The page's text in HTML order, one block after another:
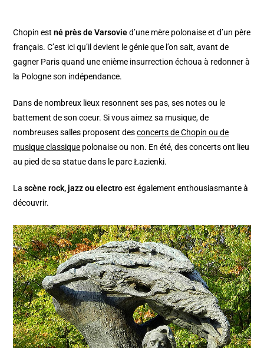
Chopin estné près de Varsovied’une mère polonaise et d’un père
français. C’est ici qu’il devient le génie que l’on sait, avant de
gagner Paris quand une enième insurrection échoua à redonner à
la Pologne son indépendance.
Dans de nombreux lieux resonnent ses pas, ses notes ou le
battement de son coeur. Si vous aimez sa musique, de
nombreuses salles proposent desconcerts de Chopin ou de
musique classique polonaise ou non. En été, des concerts ont lieu
au pied de sa statue dans le parc Łazienki.
Lascène rock, jazz ou electroest également enthousiasmante à
découvrir.